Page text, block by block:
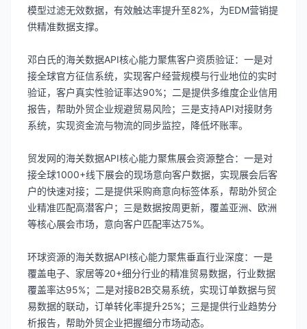
模型过滤无效数据，有效触达率提升至82%，为EDM营销提
供精准数据支撑。
邓白氏的海关数据API核心能力聚焦客户资质验证：一是对
接全球官方征信系统，实现客户经营规模与行业地位的实时
验证，客户真实性验证率达90%；二是提供多维度企业信用
报告，帮助外贸企业规避贸易风险；三是支持API对接财务
系统，实现资金流与物流的同步监控，降低坏账率。
贸发网的海关数据API核心能力聚焦展会资源整合：一是对
接全球1000+线下展会的现场意向客户数据，实现展会后客
户的快速对接；二是提供采购商意向标签体系，帮助外贸企
业精准匹配高潜客户；三是数据按周更新，覆盖亚洲、欧洲
等核心展会市场，意向客户匹配率达75%。
环球资源的海关数据API核心能力聚焦垂直行业深度：一是
覆盖电子、家居等20+细分行业的精准贸易数据，行业数据
覆盖率达95%；二是对接B2B交易系统，实现订单数据与贸
易数据的联动，订单转化率提升25%；三是提供行业趋势分
析报告，帮助外贸企业把握细分市场动态。